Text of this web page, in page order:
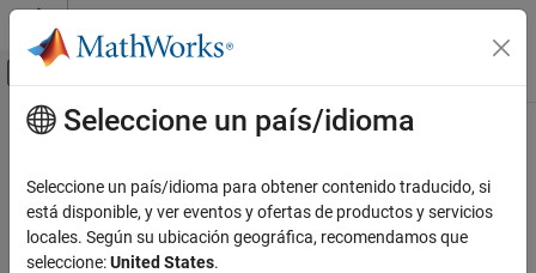
Saltar al contenido
Mostrar/ocultar menú de navegación
Inicio de Documentación
Contenido principal
¿Qué tan útil fue esta traducción?
Seleccione un país/idioma
Seleccione un país/idioma para obtener contenido traducido, si
está disponible, y ver eventos y ofertas de productos y servicios
locales. Según su ubicación geográfica, recomendamos que
seleccione:United States.